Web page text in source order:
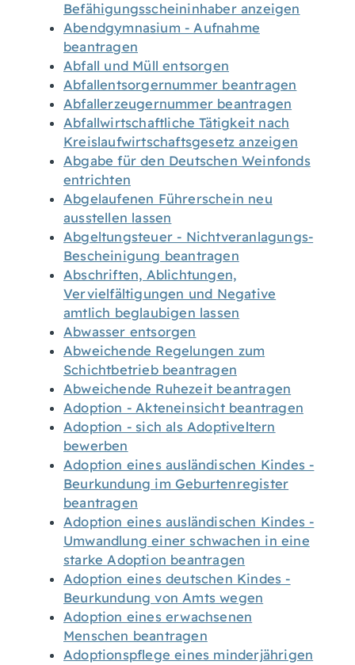
Befähigungsscheininhaber anzeigen
Abendgymnasium - Aufnahme
beantragen
Abfall und Müll entsorgen
Abfallentsorgernummer beantragen
Abfallerzeugernummer beantragen
Abfallwirtschaftliche Tätigkeit nach
Kreislaufwirtschaftsgesetz anzeigen
Abgabe für den Deutschen Weinfonds
entrichten
Abgelaufenen Führerschein neu
ausstellen lassen
Abgeltungsteuer - Nichtveranlagungs-
Bescheinigung beantragen
Abschriften, Ablichtungen,
Vervielfältigungen und Negative
amtlich beglaubigen lassen
Abwasser entsorgen
Abweichende Regelungen zum
Schichtbetrieb beantragen
Abweichende Ruhezeit beantragen
Adoption - Akteneinsicht beantragen
Adoption - sich als Adoptiveltern
bewerben
Adoption eines ausländischen Kindes -
Beurkundung im Geburtenregister
beantragen
Adoption eines ausländischen Kindes -
Umwandlung einer schwachen in eine
starke Adoption beantragen
Adoption eines deutschen Kindes -
Beurkundung von Amts wegen
Adoption eines erwachsenen
Menschen beantragen
Adoptionspflege eines minderjährigen